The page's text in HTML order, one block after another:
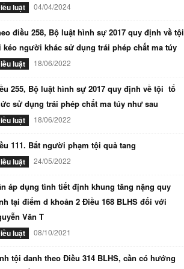
luật 04/04/2024
điều 258, Bộ luật hình sự 2017 quy định về tội
kéo người khác sử dụng trái phép chất ma túy
luật 18/06/2022
255, Bộ luật hình sự 2017 quy định về tội tổ
sử dụng trái phép chất ma túy như sau
luật 18/06/2022
111. Bắt người phạm tội quả tang
luật 24/05/2022
áp dụng tình tiết định khung tăng nặng quy
tại điểm d khoản 2 Điều 168 BLHS đối với
Văn T
luật 08/10/2021
tội danh theo Điều 314 BLHS, cần có hướng